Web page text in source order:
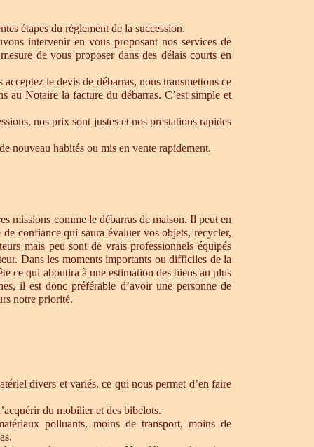
étapes du règlement de la succession.
intervenir en vous proposant nos services de
de vous proposer dans des délais courts en
le devis de débarras, nous transmettons ce
au Notaire la facture du débarras. C’est simple et
nos prix sont justes et nos prestations rapides
nouveau habités ou mis en vente rapidement.
missions comme le débarras de maison. Il peut en
confiance qui saura évaluer vos objets, recycler,
mais peu sont de vrais professionnels équipés
Dans les moments importants ou difficiles de la
ce qui aboutira à une estimation des biens au plus
il est donc préférable d’avoir une personne de
notre priorité.
divers et variés, ce qui nous permet d’en faire
du mobilier et des bibelots.
polluants, moins de transport, moins de